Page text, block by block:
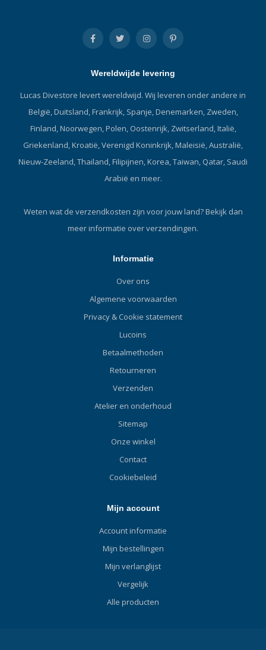
Wereldwijde levering
Lucas Divestore levert wereldwijd. Wij leveren onder andere in
België, Duitsland, Frankrijk, Spanje, Denemarken, Zweden,
Finland, Noorwegen, Polen, Oostenrijk, Zwitserland, Italië,
Griekenland, Kroatië, Verenigd Koninkrijk, Maleisië, Australië,
Nieuw-Zeeland, Thailand, Filipijnen, Korea, Taiwan, Qatar, Saudi
Arabië en meer.
Weten wat de verzendkosten zijn voor jouw land?Bekijk dan
meer informatie over verzendingen.
Informatie
Over ons
Algemene voorwaarden
Privacy & Cookie statement
Lucoins
Betaalmethoden
Retourneren
Verzenden
Atelier en onderhoud
Sitemap
Onze winkel
Contact
Cookiebeleid
Mijn account
Account informatie
Mijn bestellingen
Mijn verlanglijst
Vergelijk
Alle producten